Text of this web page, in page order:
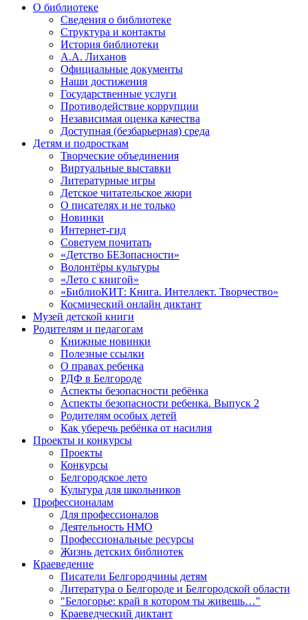
О библиотеке
Сведения о библиотеке
Структура и контакты
История библиотеки
А.А. Лиханов
Официальные документы
Наши достижения
Государственные услуги
Противодействие коррупции
Независимая оценка качества
Доступная (безбарьерная) среда
Детям и подросткам
Творческие объединения
Виртуальные выставки
Литературные игры
Детское читательское жюри
О писателях и не только
Новинки
Интернет-гид
Советуем почитать
«Детство БЕЗопасности»
Волонтёры культуры
«Лето с книгой»
«БиблиоКИТ: Книга. Интеллект. Творчество»
Космический онлайн диктант
Музей детской книги
Родителям и педагогам
Книжные новинки
Полезные ссылки
О правах ребенка
РДФ в Белгороде
Аспекты безопасности ребёнка
Аспекты безопасности ребенка. Выпуск 2
Родителям особых детей
Как уберечь ребёнка от насилия
Проекты и конкурсы
Проекты
Конкурсы
Белгородское лето
Культура для школьников
Профессионалам
Для профессионалов
Деятельность НМО
Профессиональные ресурсы
Жизнь детских библиотек
Краеведение
Писатели Белгородчины детям
Литература о Белгороде и Белгородской области
"Белогорье: край в котором ты живешь…"
Краеведческий диктант